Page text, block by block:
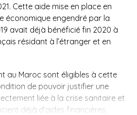
Cette aide mise en place en
économique engendré par la
avait déjà bénéficié fin 2020 à
résidant à l’étranger et en
au Maroc sont éligibles à cette
de pouvoir justifier une
liée à la crise sanitaire et
déjà d’aides financières.